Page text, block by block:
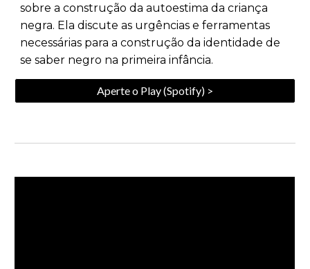
sobre a construção da autoestima da criança
negra. Ela discute as urgências e ferramentas
necessárias para a construção da identidade de
se saber negro na primeira infância.
Aperte o Play (Spotify) >